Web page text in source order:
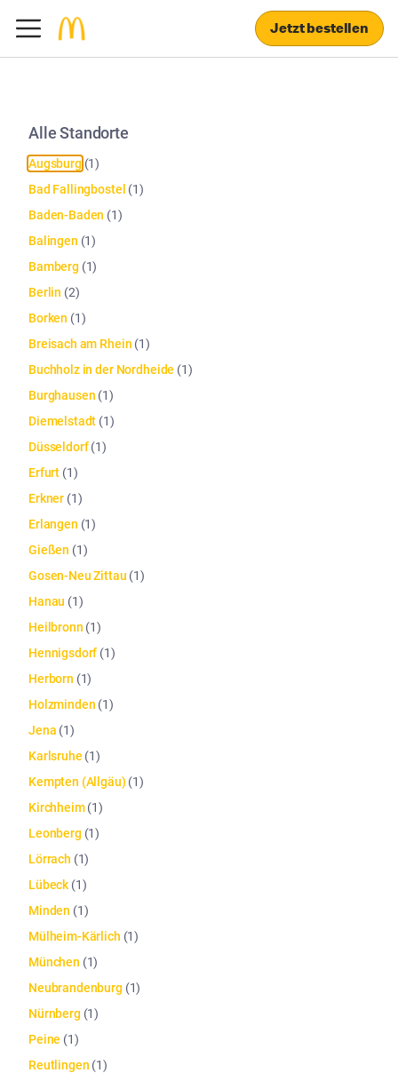
Jetzt bestellen
Alle Standorte
Augsburg (1)
Bad Fallingbostel (1)
Baden-Baden (1)
Balingen (1)
Bamberg (1)
Berlin (2)
Borken (1)
Breisach am Rhein (1)
Buchholz in der Nordheide (1)
Burghausen (1)
Diemelstadt (1)
Düsseldorf(1)
Erfurt (1)
Erkner (1)
Erlangen (1)
Gießen (1)
Gosen-Neu Zittau (1)
Hanau (1)
Heilbronn (1)
Hennigsdorf (1)
Herborn (1)
Holzminden (1)
Jena (1)
Karlsruhe (1)
Kempten (Allgäu) (1)
Kirchheim(1)
Leonberg (1)
Lörrach (1)
Lübeck (1)
Minden (1)
Mülheim-Kärlich (1)
München (1)
Neubrandenburg (1)
Nürnberg (1)
Peine (1)
Reutlingen (1)